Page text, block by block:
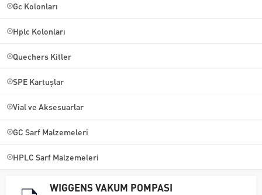
Gc Kolonları
Hplc Kolonları
Quechers Kitler
SPE Kartuşlar
Vial ve Aksesuarlar
GC Sarf Malzemeleri
HPLC Sarf Malzemeleri
WIGGENS VAKUM POMPASI